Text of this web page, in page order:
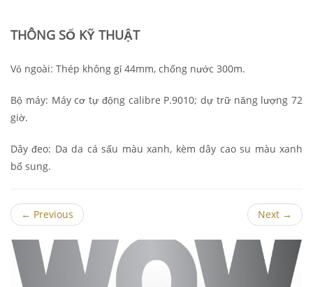
THÔNG SỐ KỸ THUẬT
Vỏ ngoài: Thép không gỉ 44mm, chống nước 300m.
Bộ máy: Máy cơ tự động calibre P.9010; dự trữ năng lượng 72
giờ.
Dây đeo: Da da cá sấu màu xanh, kèm dây cao su màu xanh
bổ sung.
← Previous Next →